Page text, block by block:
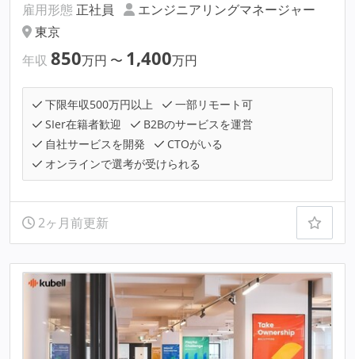
雇用形態 正社員
エンジニアリングマネージャー
東京
年収 850万円 〜 1,400万円
下限年収500万円以上
一部リモート可
SIer在籍者歓迎
B2Bのサービスを運営
自社サービスを開発
CTOがいる
オンラインで選考が受けられる
2ヶ月前更新